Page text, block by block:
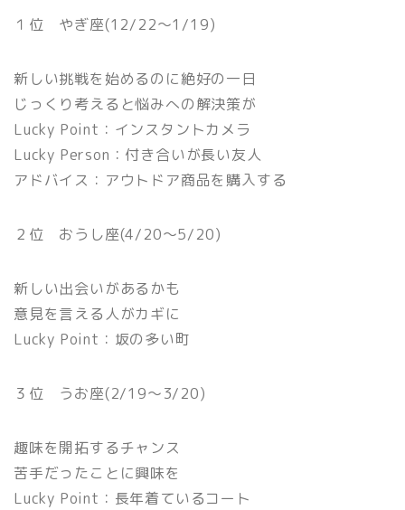
１位 やぎ座(12/22〜1/19)
新しい挑戦を始めるのに絶好の一日
じっくり考えると悩みへの解決策が
Lucky Point：インスタントカメラ
Lucky Person：付き合いが長い友人
アドバイス：アウトドア商品を購入する
２位 おうし座(4/20〜5/20)
新しい出会いがあるかも
意見を言える人がカギに
Lucky Point：坂の多い町
３位 うお座(2/19〜3/20)
趣味を開拓するチャンス
苦手だったことに興味を
Lucky Point：長年着ているコート